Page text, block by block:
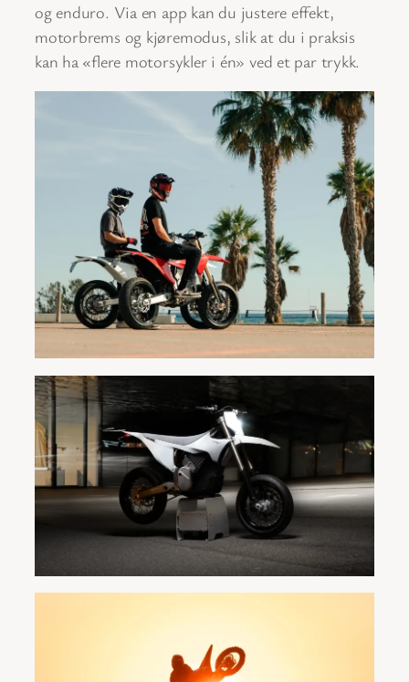
og enduro. Via en app kan du justere effekt,
motorbrems og kjøremodus, slik at du i praksis
kan ha «flere motorsykler i én» ved et par trykk.